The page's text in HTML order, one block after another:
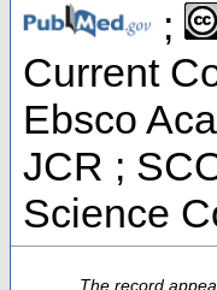
;
Current
Ebsco
JCR ;
Science
The record